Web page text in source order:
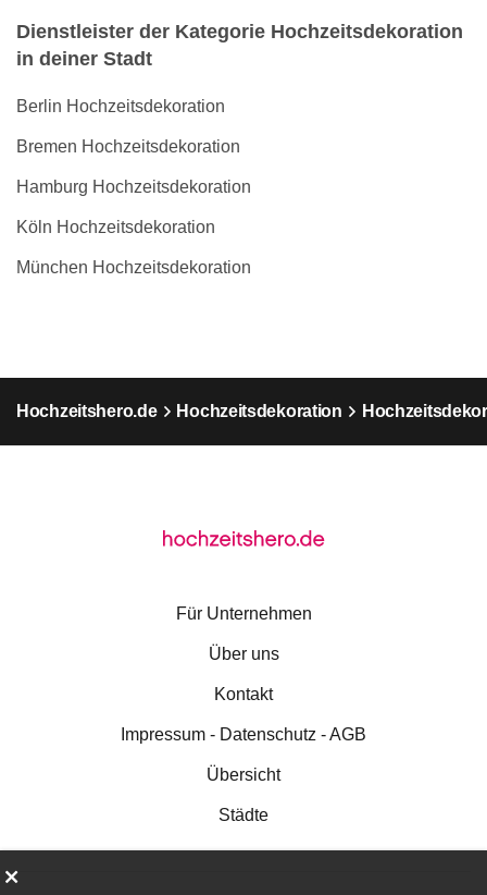
Dienstleister der Kategorie Hochzeitsdekoration
in deiner Stadt
Berlin Hochzeitsdekoration
Bremen Hochzeitsdekoration
Hamburg Hochzeitsdekoration
Köln Hochzeitsdekoration
München Hochzeitsdekoration
Hochzeitshero.de Hochzeitsdekoration
Für Unternehmen
Über uns
Kontakt
Impressum - Datenschutz - AGB
Übersicht
Städte